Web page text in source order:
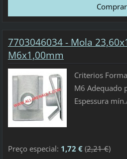
7703046034 - Mola
M6x1,00mm
Criterios
M6 Adequado
Espessura
Preço especial: 1,72 €(2,21 €)